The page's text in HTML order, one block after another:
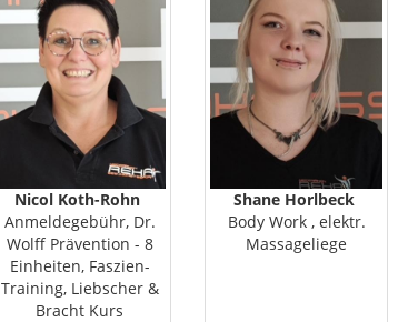
Nicol Koth-Rohn
Anmeldegebühr, Dr.
Wolff Prävention - 8
Einheiten, Faszien-
Training, Liebscher &
Bracht Kurs
Shane Horlbeck
Body Work , elektr.
Massageliege